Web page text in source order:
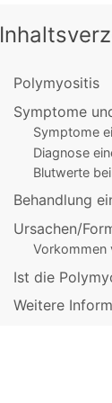
Polymyositis
Symptome
Symptome
Diagnose
Blutwerte
Behandlung
Ursachen/
Vorkommen
Ist die
Weitere